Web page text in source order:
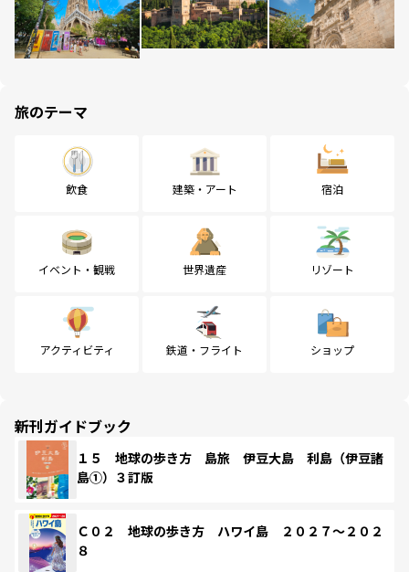
旅のテーマ
飲食 建築・アート 宿泊
イベント・観戦 世界遺産 リゾート
アクティビティ 鉄道・フライト ショップ
新刊ガイドブック
１５ 地球の歩き方 島旅 伊豆大島 利島（伊豆諸
島①）３訂版
Ｃ０２ 地球の歩き方 ハワイ島 ２０２７～２０２
８